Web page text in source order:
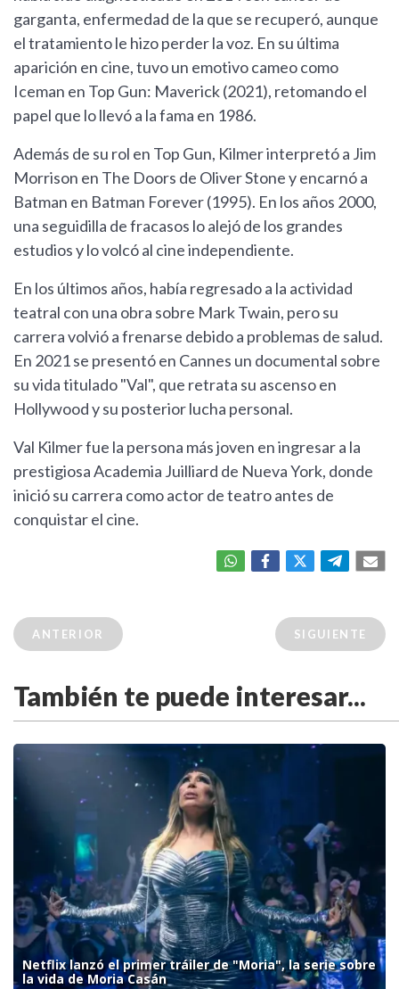
garganta, enfermedad de la que se recuperó, aunque
el tratamiento le hizo perder la voz. En su última
aparición en cine, tuvo un emotivo cameo como
Iceman en Top Gun: Maverick (2021), retomando el
papel que lo llevó a la fama en 1986.
Además de su rol en Top Gun, Kilmer interpretó a Jim
Morrison en The Doors de Oliver Stone y encarnó a
Batman en Batman Forever (1995). En los años 2000,
una seguidilla de fracasos lo alejó de los grandes
estudios y lo volcó al cine independiente.
En los últimos años, había regresado a la actividad
teatral con una obra sobre Mark Twain, pero su
carrera volvió a frenarse debido a problemas de salud.
En 2021 se presentó en Cannes un documental sobre
su vida titulado "Val", que retrata su ascenso en
Hollywood y su posterior lucha personal.
Val Kilmer fue la persona más joven en ingresar a la
prestigiosa Academia Juilliard de Nueva York, donde
inició su carrera como actor de teatro antes de
conquistar el cine.
ANTERIOR SIGUIENTE
También te puede interesar...
Netflix lanzó el primer tráiler de "Moria", la serie sobre
la vida de Moria Casán